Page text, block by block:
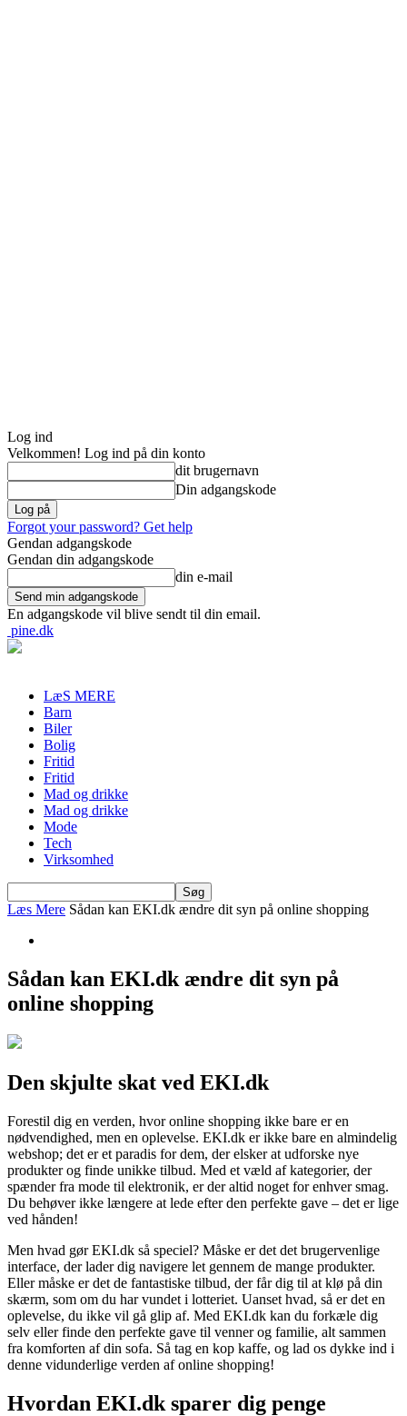
Log ind
Velkommen! Log ind på din konto
dit brugernavn
Din adgangskode
Forgot your password? Get help
Gendan adgangskode
Gendan din adgangskode
din e-mail
En adgangskode vil blive sendt til din email.
pine.dk
LæS MERE
Barn
Biler
Bolig
Fritid
Fritid
Mad og drikke
Mad og drikke
Mode
Tech
Virksomhed
Læs Mere Sådan kan EKI.dk ændre dit syn på online shopping
Sådan kan EKI.dk ændre dit syn på
online shopping
Den skjulte skat ved EKI.dk
Forestil dig en verden, hvor online shopping ikke bare er en
nødvendighed, men en oplevelse. EKI.dk er ikke bare en almindelig
webshop; det er et paradis for dem, der elsker at udforske nye
produkter og finde unikke tilbud. Med et væld af kategorier, der
spænder fra mode til elektronik, er der altid noget for enhver smag.
Du behøver ikke længere at lede efter den perfekte gave – det er lige
ved hånden!
Men hvad gør EKI.dk så speciel? Måske er det det brugervenlige
interface, der lader dig navigere let gennem de mange produkter.
Eller måske er det de fantastiske tilbud, der får dig til at klø på din
skærm, som om du har vundet i lotteriet. Uanset hvad, så er det en
oplevelse, du ikke vil gå glip af. Med EKI.dk kan du forkæle dig
selv eller finde den perfekte gave til venner og familie, alt sammen
fra komforten af din sofa. Så tag en kop kaffe, og lad os dykke ind i
denne vidunderlige verden af online shopping!
Hvordan EKI.dk sparer dig penge